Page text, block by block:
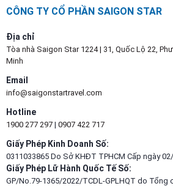
CÔNG TY CỔ PHẦN SAIGON STAR
Địa chỉ
Tòa nhà Saigon Star 1224 | 31, Quốc Lộ 22,
Minh
Email
info@saigonstartravel.com
Hotline
1900 277 297 | 0907 422 717
Giấy Phép Kinh Doanh Số:
0311033865 Do Sở KHĐT TPHCM Cấp ngày
Giấy Phép Lữ Hành Quốc Tế Số:
GP/No.79-1365/2022/TCDL-GPLHQT do Tổng